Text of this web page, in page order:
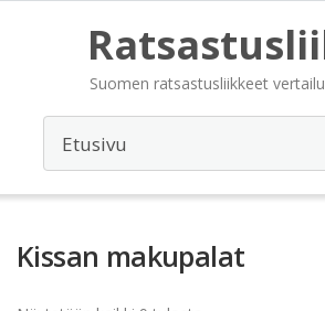
Suomen ratsastusliikkeet
Kissan makupalat